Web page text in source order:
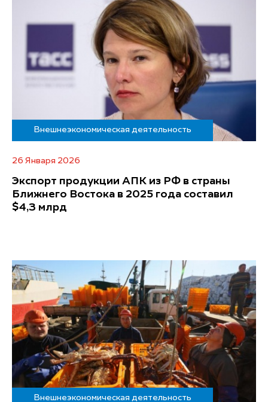
Внешнеэкономическая деятельность
26 Января 2026
Экспорт продукции АПК из РФ в страны
Ближнего Востока в 2025 года составил
$4,3 млрд
Внешнеэкономическая деятельность